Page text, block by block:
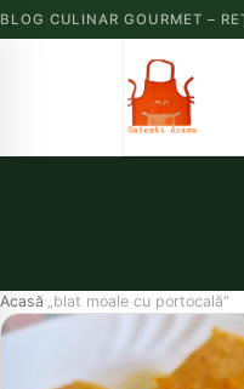
BLOG CULINAR GOURMET –
Acasă›„blat moale cu portocală”